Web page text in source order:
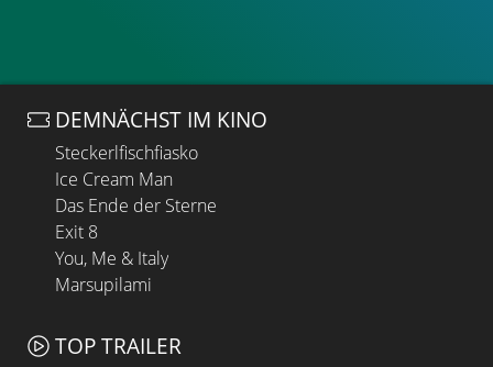
DEMNÄCHST IM KINO
Steckerlfischfiasko
Ice Cream Man
Das Ende der Sterne
Exit 8
You, Me & Italy
Marsupilami
TOP TRAILER